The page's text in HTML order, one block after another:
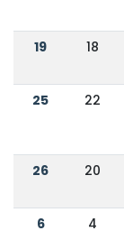
19 18
25 22
26 20
6 4